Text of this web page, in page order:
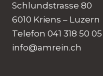
Schlundstrasse 80
6010 Kriens – Luzern
Telefon 041 318 50 05
info@amrein.ch